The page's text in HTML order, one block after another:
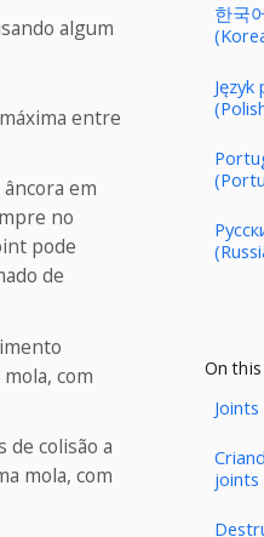
algum
entre
em
no
pode
de
com
colisão a
mola, com
한국
Język
On
Joints
joints